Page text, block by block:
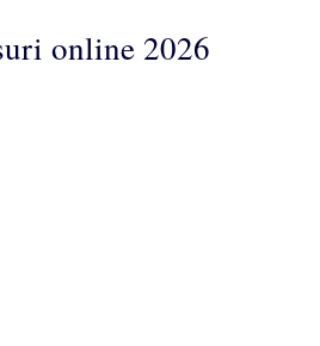
online 2026